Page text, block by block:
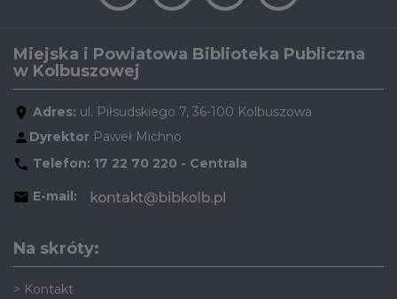
Miejska i Powiatowa Biblioteka Publiczna
w Kolbuszowej
Adres: ul. Piłsudskiego 7, 36-100 Kolbuszowa
Dyrektor Paweł Michno
Telefon: 17 22 70 220 - Centrala
E-mail:
Na skróty:
> Kontakt